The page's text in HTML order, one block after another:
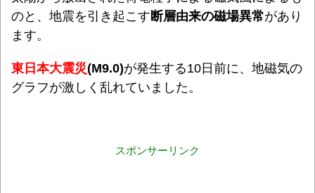
のと、地震を引き起こす断層由来の磁場異常があり
ます。
東日本大震災(M9.0)が発生する10日前に、地磁気の
グラフが激しく乱れていました。
スポンサーリンク